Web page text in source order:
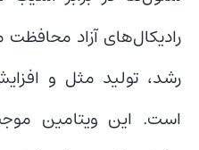
رشد، تولید مثل و
است. این ویتامین